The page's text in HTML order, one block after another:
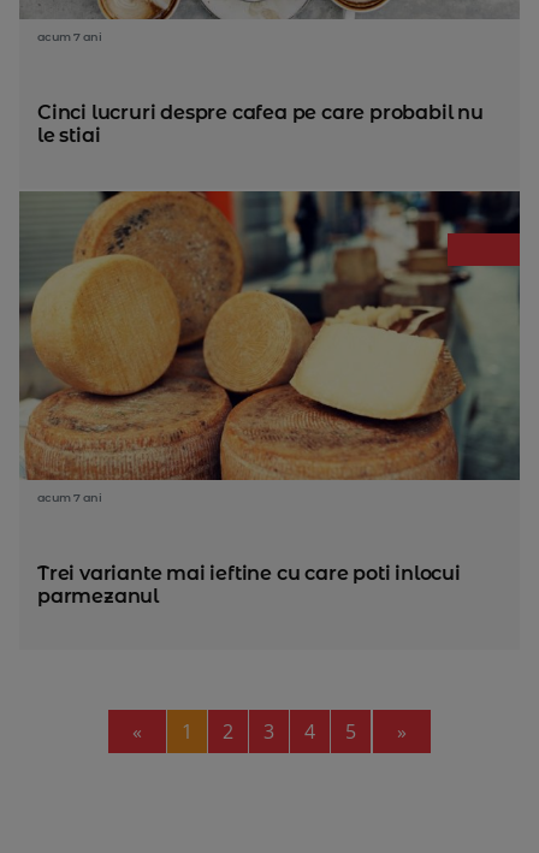
acum 7 ani
Cinci lucruri despre cafea pe care probabil nu
le stiai
acum 7 ani
Trei variante mai ieftine cu care poti inlocui
parmezanul
« Previous
1 2 3 4 5 »